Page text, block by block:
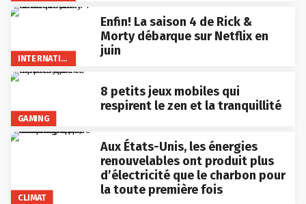
INTERNATIONAL
Enfin! La saison 4 de Rick &
Morty débarque sur Netflix en
juin
GAMING
8 petits jeux mobiles qui
respirent le zen et la tranquillité
CLIMAT
Aux États-Unis, les énergies
renouvelables ont produit plus
d’électricité que le charbon pour
la toute première fois